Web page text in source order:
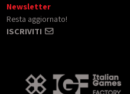
Newsletter
Resta aggiornato!
ISCRIVITI